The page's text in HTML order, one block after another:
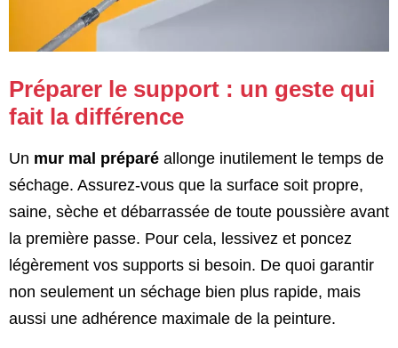
Préparer le support : un geste qui
fait la différence
Un mur mal préparé allonge inutilement le temps de
séchage. Assurez-vous que la surface soit propre,
saine, sèche et débarrassée de toute poussière avant
la première passe. Pour cela, lessivez et poncez
légèrement vos supports si besoin. De quoi garantir
non seulement un séchage bien plus rapide, mais
aussi une adhérence maximale de la peinture.